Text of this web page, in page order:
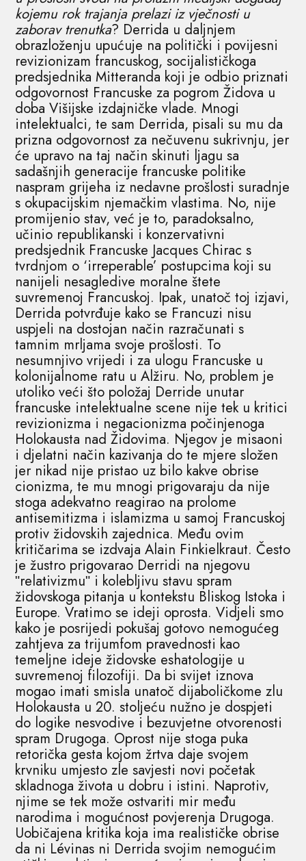
kojemu rok trajanja prelazi iz vječnosti u
zaborav trenutka? Derrida u daljnjem
obrazloženju upućuje na politički i povijesni
revizionizam francuskog, socijalističkoga
predsjednika Mitteranda koji je odbio priznati
odgovornost Francuske za pogrom Židova u
doba Višijske izdajničke vlade. Mnogi
intelektualci, te sam Derrida, pisali su mu da
prizna odgovornost za nečuvenu sukrivnju, jer
će upravo na taj način skinuti ljagu sa
sadašnjih generacije francuske politike
naspram grijeha iz nedavne prošlosti suradnje
s okupacijskim njemačkim vlastima. No, nije
promijenio stav, već je to, paradoksalno,
učinio republikanski i konzervativni
predsjednik Francuske Jacques Chirac s
tvrdnjom o ‘irreperable’ postupcima koji su
nanijeli nesagledive moralne štete
suvremenoj Francuskoj. Ipak, unatoč toj izjavi,
Derrida potvrđuje kako se Francuzi nisu
uspjeli na dostojan način razračunati s
tamnim mrljama svoje prošlosti. To
nesumnjivo vrijedi i za ulogu Francuske u
kolonijalnome ratu u Alžiru. No, problem je
utoliko veći što položaj Derride unutar
francuske intelektualne scene nije tek u kritici
revizionizma i negacionizma počinjenoga
Holokausta nad Židovima. Njegov je misaoni
i djelatni način kazivanja do te mjere složen
jer nikad nije pristao uz bilo kakve obrise
cionizma, te mu mnogi prigovaraju da nije
stoga adekvatno reagirao na prolome
antisemitizma i islamizma u samoj Francuskoj
protiv židovskih zajednica. Među ovim
kritičarima se izdvaja Alain Finkielkraut. Često
je žustro prigovarao Derridi na njegovu
ʺrelativizmuʺ i kolebljivu stavu spram
židovskoga pitanja u kontekstu Bliskog Istoka i
Europe. Vratimo se ideji oprosta. Vidjeli smo
kako je posrijedi pokušaj gotovo nemogućeg
zahtjeva za trijumfom pravednosti kao
temeljne ideje židovske eshatologije u
suvremenoj filozofiji. Da bi svijet iznova
mogao imati smisla unatoč dijaboličkome zlu
Holokausta u 20. stoljeću nužno je dospjeti
do logike nesvodive i bezuvjetne otvorenosti
spram Drugoga. Oprost nije stoga puka
retorička gesta kojom žrtva daje svojem
krvniku umjesto zle savjesti novi početak
skladnoga života u dobru i istini. Naprotiv,
njime se tek može ostvariti mir među
narodima i mogućnost povjerenja Drugoga.
Uobičajena kritika koja ima realističke obrise
da ni Lévinas ni Derrida svojim nemogućim